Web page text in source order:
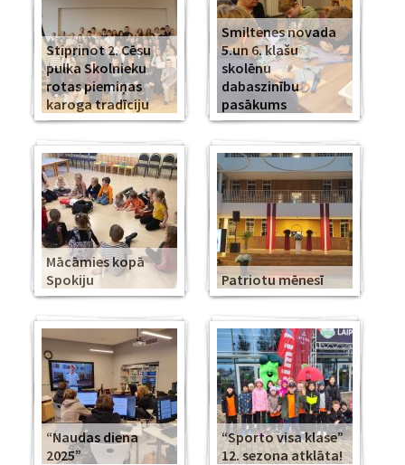
Stiprinot 2. Cēsu
pulka Skolnieku
rotas piemiņas
karoga tradīciju
Smiltenes novada
5.un 6. klašu
skolēnu
dabaszinību
pasākums
Mācāmies kopā
Spokiju
Patriotu mēnesī
“Naudas diena
2025”
“Sporto visa klase”
12. sezona atklāta!